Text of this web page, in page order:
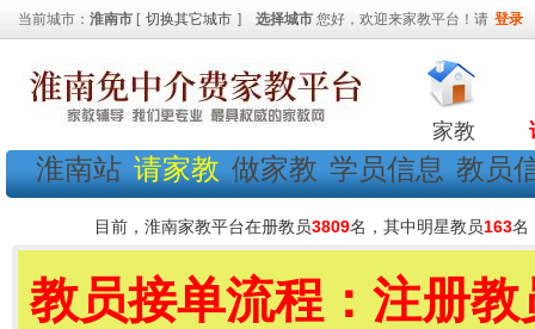
当前城市： 淮南市 [ 切换其它城市 ] 选择城市 您好，欢迎来家教平台！请 登录
家教
淮南站 请家教 做家教 学员信息 教员
目前，淮南家教平台在册教员3809名，其中明星教员163名
教员接单流程：注册